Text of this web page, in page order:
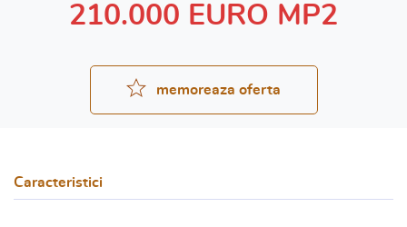
210.000 EURO MP2
memoreaza oferta
Caracteristici